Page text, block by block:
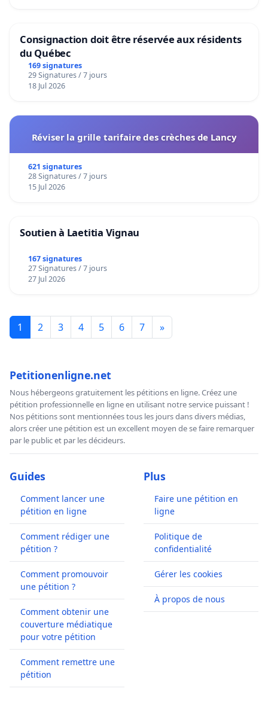
Consignaction doit être réservée aux résidents
du Québec
169 signatures
29 Signatures / 7 jours
18 Jul 2026
Réviser la grille tarifaire des crèches de Lancy
621 signatures
28 Signatures / 7 jours
15 Jul 2026
Soutien à Laetitia Vignau
167 signatures
27 Signatures / 7 jours
27 Jul 2026
1 2 3 4 5 6 7 »
Petitionenligne.net
Nous hébergeons gratuitement les pétitions en ligne. Créez une
pétition professionnelle en ligne en utilisant notre service puissant !
Nos pétitions sont mentionnées tous les jours dans divers médias,
alors créer une pétition est un excellent moyen de se faire remarquer
par le public et par les décideurs.
Guides
Comment lancer une
pétition en ligne
Comment rédiger une
pétition ?
Comment promouvoir
une pétition ?
Comment obtenir une
couverture médiatique
pour votre pétition
Comment remettre une
pétition
Plus
Faire une pétition en
ligne
Politique de
confidentialité
Gérer les cookies
À propos de nous